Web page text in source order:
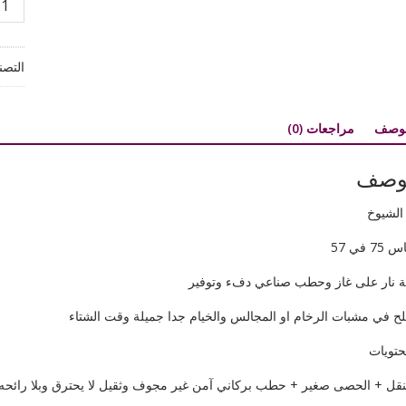
شبة
غاز
مراجعات (0)
الشيوخ
في 57
نار على غاز وحطب صناعي دفء وتوفير
في مشبات الرخام او المجالس والخيام جدا جميلة وقت الشتاء
+ الحصى صغير + حطب بركاني آمن غير مجوف وثقيل لا يحترق وبلا